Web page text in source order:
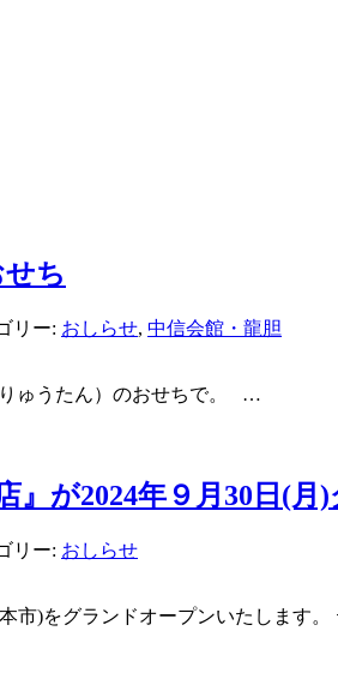
ち
リー: おしらせ, 中信会館・龍胆
ゅうたん）のおせちで。 …
』が2024年９月30日(
リー: おしらせ
市)をグランドオープンいたします。